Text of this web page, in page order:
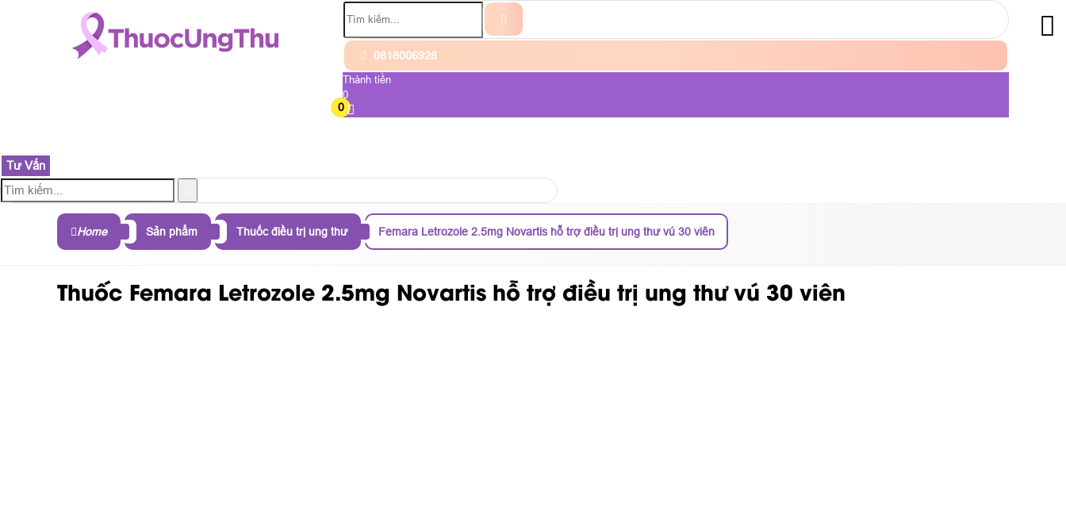
0818006928
Thành tiền
0
0
Tư Vấn
Home Sản phẩm Thuốc điều trị ung thư Femara Letrozole 2.5mg Novartis hỗ trợ điều trị ung thư vú 30 viên
Thuốc Femara Letrozole 2.5mg Novartis hỗ trợ điều trị ung thư vú 30 viên